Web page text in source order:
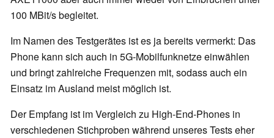
100 MBit/s begleitet.
Im Namen des Testgerätes ist es ja bereits vermerkt: Das
Phone kann sich auch in 5G-Mobilfunknetze einwählen
und bringt zahlreiche Frequenzen mit, sodass auch ein
Einsatz im Ausland meist möglich ist.
Der Empfang ist im Vergleich zu High-End-Phones in
verschiedenen Stichproben während unseres Tests eher